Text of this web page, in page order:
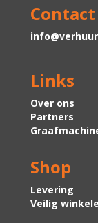
Contact
Links
Over ons
Partners
Shop
Levering
Veilig